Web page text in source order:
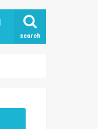
search